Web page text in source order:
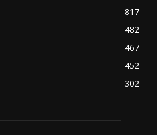
817
482
467
452
302